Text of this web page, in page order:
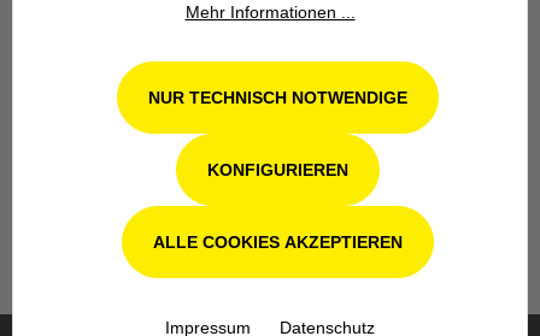
Werkstatt in Odenthal / Köln
Unsere Fachwerkstatt für Garten-, Forst-
und Landtechnik- Geräte in Odenthal bei
Köln steht Ihnen auch nach dem Kauf mit
Mehr Informationen ...
NUR TECHNISCH NOTWENDIGE
KONFIGURIEREN
ALLE COOKIES AKZEPTIEREN
Impressum Datenschutz